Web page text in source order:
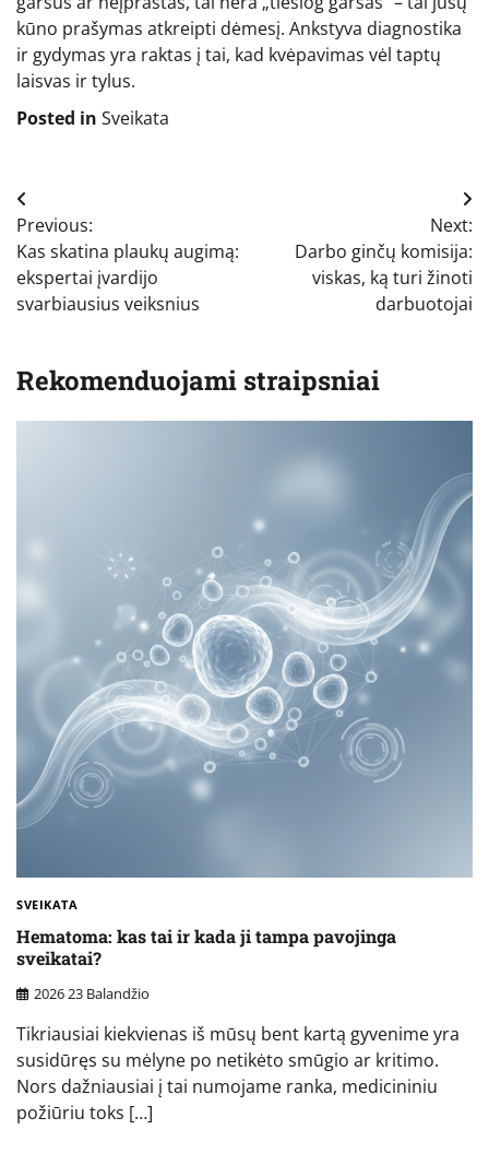
kūno prašymas atkreipti dėmesį. Ankstyva diagnostika
ir gydymas yra raktas į tai, kad kvėpavimas vėl taptų
laisvas ir tylus.
Posted in Sveikata
Navigacija
tarp
įrašų
Previous:
Kas skatina plaukų augimą:
ekspertai įvardijo
svarbiausius veiksnius
Next:
Darbo ginčų komisija:
viskas, ką turi žinoti
darbuotojai
Rekomenduojami straipsniai
SVEIKATA
Hematoma: kas tai ir kada ji tampa pavojinga
sveikatai?
2026 23 Balandžio
Tikriausiai kiekvienas iš mūsų bent kartą gyvenime yra
susidūręs su mėlyne po netikėto smūgio ar kritimo.
Nors dažniausiai į tai numojame ranka, medicininiu
požiūriu toks […]